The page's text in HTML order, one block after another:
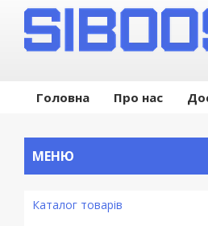
Головна Про нас
Каталог товарів